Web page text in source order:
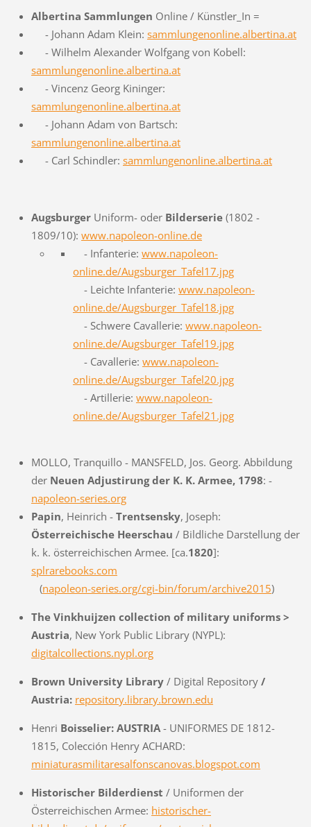
Albertina Sammlungen Online / Künstler_In =
- Johann Adam Klein: sammlungenonline.albertina.at
- Wilhelm Alexander Wolfgang von Kobell:
sammlungenonline.albertina.at
- Vincenz Georg Kininger:
sammlungenonline.albertina.at
- Johann Adam von Bartsch:
sammlungenonline.albertina.at
- Carl Schindler: sammlungenonline.albertina.at
Augsburger Uniform- oder Bilderserie (1802 -
1809/10): www.napoleon-online.de
- Infanterie: www.napoleon-
online.de/Augsburger_Tafel17.jpg
- Leichte Infanterie: www.napoleon-
online.de/Augsburger_Tafel18.jpg
- Schwere Cavallerie: www.napoleon-
online.de/Augsburger_Tafel19.jpg
- Cavallerie: www.napoleon-
online.de/Augsburger_Tafel20.jpg
- Artillerie: www.napoleon-
online.de/Augsburger_Tafel21.jpg
MOLLO, Tranquillo - MANSFELD, Jos. Georg. Abbildung
der Neuen Adjustirung der K. K. Armee, 1798: -
napoleon-series.org
Papin, Heinrich - Trentsensky, Joseph:
Österreichische Heerschau / Bildliche Darstellung der
k. k. österreichischen Armee. [ca.1820]:
splrarebooks.com
(napoleon-series.org/cgi-bin/forum/archive2015)
The Vinkhuijzen collection of military uniforms >
Austria, New York Public Library (NYPL):
digitalcollections.nypl.org
Brown University Library / Digital Repository /
Austria: repository.library.brown.edu
Henri Boisselier: AUSTRIA- UNIFORMES DE 1812-
1815, Colección Henry ACHARD:
miniaturasmilitaresalfonscanovas.blogspot.com
Historischer Bilderdienst / Uniformen der
Österreichischen Armee: historischer-